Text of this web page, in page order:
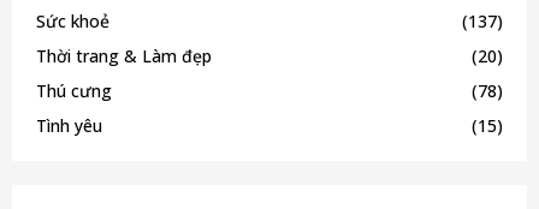
Sức khoẻ
(137)
Thời trang & Làm đẹp
(20)
Thú cưng
(78)
Tình yêu
(15)